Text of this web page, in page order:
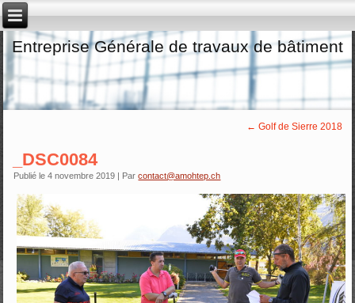
Entreprise Générale de travaux de bâtiment
← Golf de Sierre 2018
_DSC0084
Publié le 4 novembre 2019 | Par contact@amohtep.ch